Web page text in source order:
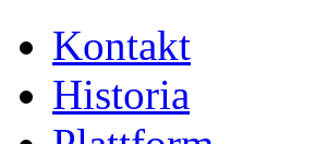
Kontakt
Historia